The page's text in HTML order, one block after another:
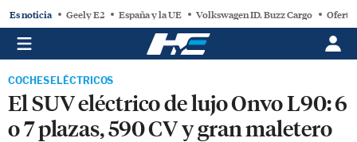
Es noticia Geely E2 España y la UE Volkswagen ID. Buzz Cargo
COCHES ELÉCTRICOS
El SUV eléctrico de lujo Onvo L90: 6
o 7 plazas, 590 CV y gran maletero